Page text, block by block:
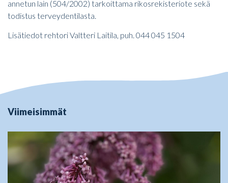
annetun lain (504/2002) tarkoittama rikosrekisteriote sekä
todistus terveydentilasta.
Lisätiedot rehtori Valtteri Laitila, puh. 044 045 1504
Viimeisimmät